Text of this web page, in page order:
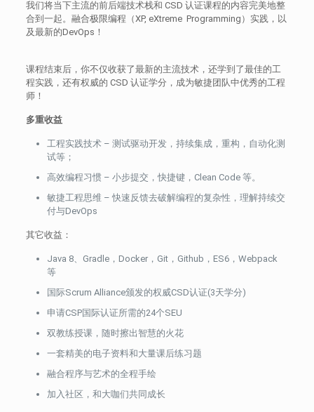
我们将当下主流的前后端技术栈和 CSD 认证课程的内容完美地整
合到一起。融合极限编程（XP, eXtreme Programming）实践，以
及最新的DevOps！
课程结束后，你不仅收获了最新的主流技术，还学到了最佳的工
程实践，还有权威的 CSD 认证学分 ，成为敏捷团队中优秀的工程
师！
多重收益
工程实践技术– 测试驱动开发，持续集成，重构，自动化测
试等；
高效编程习惯– 小步提交，快捷键，Clean Code 等。
敏捷工程思维 – 快速反馈去破解编程的复杂性，理解持续交
付与DevOps
其它收益：
Java 8、Gradle，Docker，Git，Github，ES6，Webpack
等
国际Scrum Alliance颁发的权威CSD认证(3天学分)
申请CSP国际认证所需的24个SEU
双教练授课，随时擦出智慧的火花
一套精美的电子资料和大量课后练习题
融合程序与艺术的全程手绘
加入社区，和大咖们共同成长